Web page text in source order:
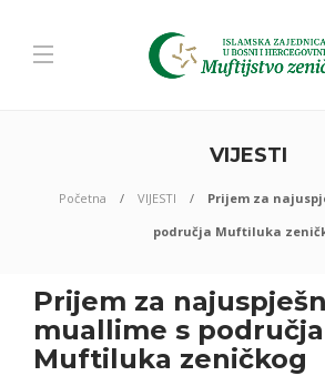
VIJESTI
Početna VIJESTI
Prijem za
područja Muftiluka
Prijem za
muallime s područja
Muftiluka zeničkog